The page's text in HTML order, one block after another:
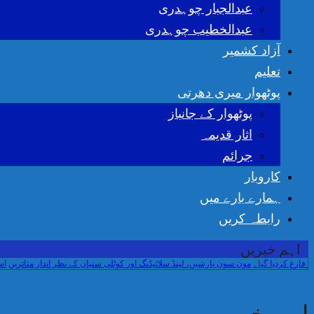
عبدالجبار چوہدری
عبدالخطیب چوہدری
آزاد کشمیر
تعلیم
پوٹھوار میری دھرتی
پوٹھوار کے جانباز
اثار قدیمہ
جرائم
کاروبار
ہمارے بارے میں
رابطہ کریں
اہم خبریں
مون سون بارشیں، لینڈ سلائیڈنگ اور کوٹلی ستیاں کے نظر انداز متاثرین اسسٹنٹ